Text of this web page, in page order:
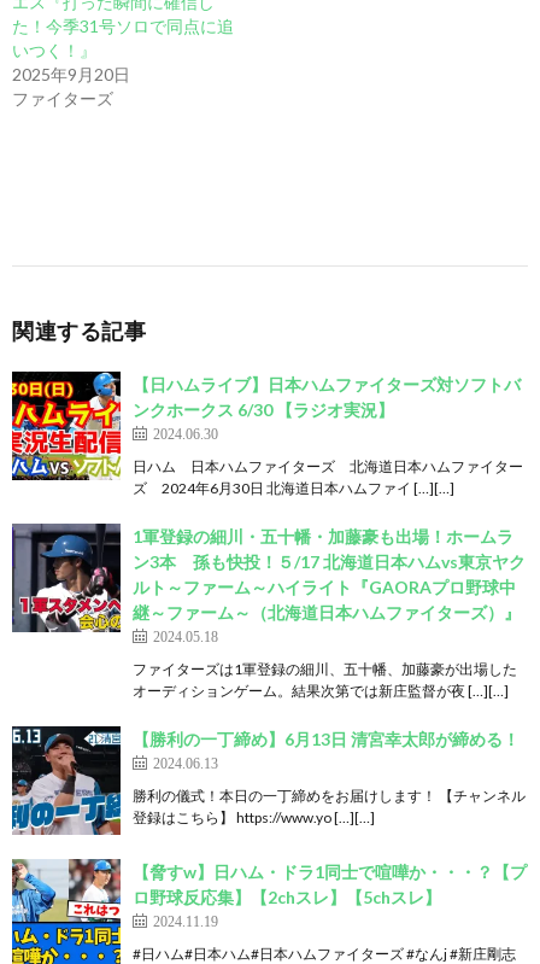
た！今季31号ソロで同点に追
いつく！』
2025年9月20日
ファイターズ
関連する記事
【日ハムライブ】日本ハムファイターズ対ソフトバ
ンクホークス 6/30 【ラジオ実況】
2024.06.30
日ハム 日本ハムファイターズ 北海道日本ハムファイター
ズ 2024年6月30日 北海道日本ハムファイ […][…]
1軍登録の細川・五十幡・加藤豪も出場！ホームラ
ン3本 孫も快投！５/17 北海道日本ハムvs東京ヤク
ルト～ファーム～ハイライト『GAORAプロ野球中
継～ファーム～（北海道日本ハムファイターズ）』
2024.05.18
ファイターズは1軍登録の細川、五十幡、加藤豪が出場した
オーディションゲーム。結果次第では新庄監督が夜 […][…]
【勝利の一丁締め】6月13日 清宮幸太郎が締める！
2024.06.13
勝利の儀式！本日の一丁締めをお届けします！ 【チャンネル
登録はこちら】 https://www.yo […][…]
【脅すw】日ハム・ドラ1同士で喧嘩か・・・？【プ
ロ野球反応集】【2chスレ】【5chスレ】
2024.11.19
#日ハム#日本ハム#日本ハムファイターズ #なんj #新庄剛志